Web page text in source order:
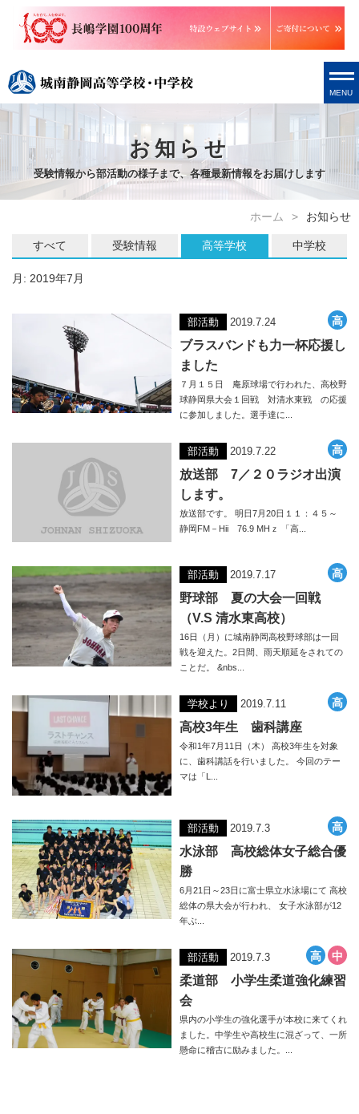
MENU
お知らせ
受験情報から部活動の様子まで、各種最新情報をお届けします
ホーム お知らせ
すべて 受験情報 高等学校 中学校
月: 2019年7月
部活動 2019.7.24
ブラスバンドも力一杯応援し
ました
７月１５日 庵原球場で行われた、高校野
球静岡県大会１回戦 対清水東戦 の応援
に参加しました。選手達に...
部活動 2019.7.22
放送部 7／２０ラジオ出演
します。
放送部です。 明日7月20日１１：４５～
静岡FM－Hii 76.9 MHｚ 「高...
部活動 2019.7.17
野球部 夏の大会一回戦
（V.S 清水東高校）
16日（月）に城南静岡高校野球部は一回
戦を迎えた。2日間、雨天順延をされての
ことだ。 &nbs...
学校より 2019.7.11
高校3年生 歯科講座
令和1年7月11日（木） 高校3年生を対象
に、歯科講話を行いました。 今回のテー
マは「L...
部活動 2019.7.3
水泳部 高校総体女子総合優
勝
6月21日～23日に富士県立水泳場にて 高校
総体の県大会が行われ、 女子水泳部が12
年ぶ...
部活動 2019.7.3
柔道部 小学生柔道強化練習
会
県内の小学生の強化選手が本校に来てくれ
ました。中学生や高校生に混ざって、一所
懸命に稽古に励みました。...